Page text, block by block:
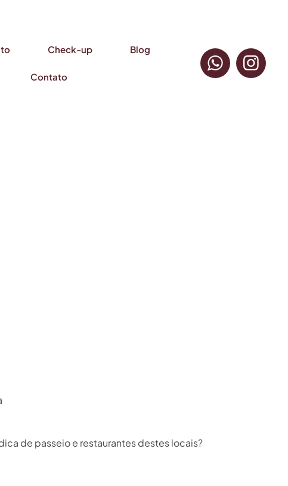
Check-up Blog
Contato
de passeio e restaurantes destes locais?⁣